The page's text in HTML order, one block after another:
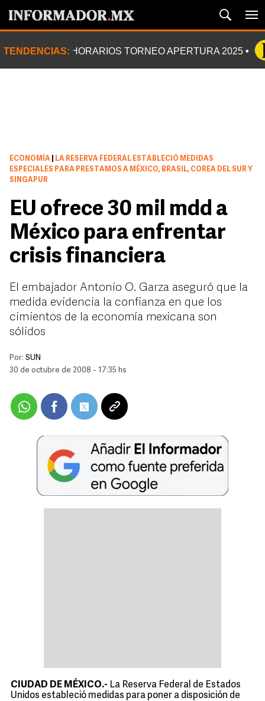
TENDENCIAS: HORARIOS TORNEO APERTURA 2025
ECONOMÍA
LA RESERVA FEDERAL ESTABLECIÓ MEDIDAS
ESPECIALES PARA PRESTAMOS A MÉXICO, BRASIL, COREA DEL SUR Y
SINGAPUR
EU ofrece 30 mil mdd a
México para enfrentar
crisis financiera
El embajador Antonio O. Garza aseguró que la
medida evidencia la confianza en que los
cimientos de la economía mexicana son
sólidos
Por: SUN
30 de octubre de 2008 - 17:35 hs
CIUDAD DE MÉXICO.- La Reserva Federal de Estados
Unidos estableció medidas para poner a disposición de